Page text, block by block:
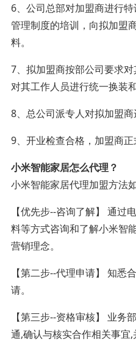
6、公司总部对加盟商进行
管理制度的培训，向拟加盟
料。
7、拟加盟商按部公司要求
对其工作人员进行统一换装
8、总公司派专人对拟加盟商
9、开业检查合格，加盟商正
小米智能家居怎么代理？
小米智能家居代理加盟方法
【优先步--咨询了解】 通过
料等方式咨询和了解小米智
营销理念。
【第二步--代理申请】 知悉
请。
【第三步--资格审核】 业务
通,确认与核实合作相关事宜,